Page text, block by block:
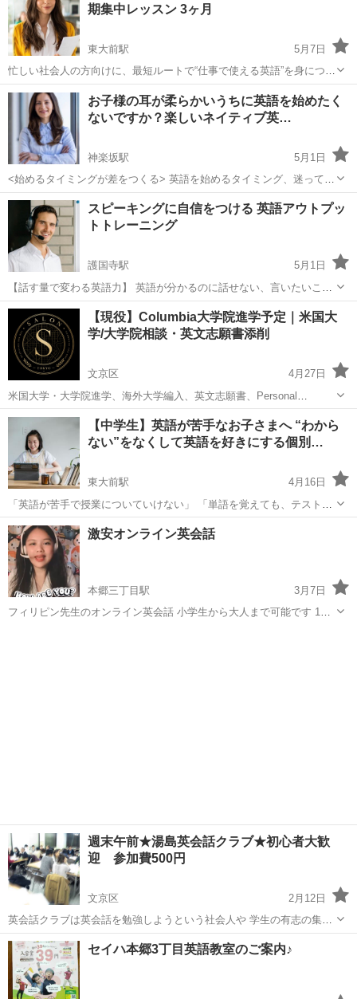
期集中レッスン 3ヶ月
東大前駅
5月7日
忙しい社会人の方向けに、最短ルートで“仕事で使える英語”を身につけ
る短期集中レッスンです。 会議・メール・雑談・海外対応など、 実際
のビジネスシーンを想定した内容で、実践的にトレーニングしていき
ます。 ただ単語...
東京 文京区 東大前駅 ビジネス英語 短期
お子様の耳が柔らかいうちに英語を始めたく
ないですか？楽しいネイティブ英…
神楽坂駅
5月1日
<始めるタイミングが差をつくる> 英語を始めるタイミング、迷ってい
ませんか。 お子様は耳が柔らかい時期ほど、音やリズムを自然に吸収
できます。 ネイティブ講師と会話をしながら、発音やイントネーショ
ンを無理なく身に...
東京 文京区 神楽坂駅 英会話 ネイティブ
スピーキングに自信をつける 英語アウトプッ
トトレーニング
護国寺駅
5月1日
【話す量で変わる英語力】 英語が分かるのに話せない、言いたいこと
が出てこない方に向けたアウトプット特化レッスンです。 ネイティブ
講師と会話を中心に進めながら、実際に英語を口に出す時間をしっか
り確保します。 短い...
東京 文京区 護国寺駅 スピーキング
【現役】Columbia大学院進学予定｜米国大
学/大学院相談・英文志願書添削
文京区
4月27日
米国大学・大学院進学、海外大学編入、英文志願書、Personal
Statement、Statement of Purpose、Transfer Essay、Scholarship
Essayなどでお困りの方向けに、文京区周...
東京 文京区 その他 オンライン
【中学生】英語が苦手なお子さまへ “わから
ない”をなくして英語を好きにする個別…
東大前駅
4月16日
「英語が苦手で授業についていけない」 「単語を覚えても、テストで
点が取れない」 そんな中学生向けのレッスンです。 英語が苦手になる
理由の多くは、分からないまま進んでしまっていることです。 このレ
ッスンでは...
東京 文京区 東大前駅 TOEIC(R)テスト
激安オンライン英会話
本郷三丁目駅
3月7日
フィリピン先生のオンライン英会話 小学生から大人まで可能です 1対1
週末午前★湯島英会話クラブ★初心者大歓
迎 参加費500円
文京区
2月12日
英会話クラブは英会話を勉強しようという社会人や 学生の有志の集ま
りから発生した英会話勉強会です。 アカデミー湯島にて開催中で
す！！！ 参加者は20代～40代のOLさんや会社員の、学生さんなどが
中心です。 毎...
東京 文京区 英会話 クラブ
セイハ本郷3丁目英語教室のご案内♪